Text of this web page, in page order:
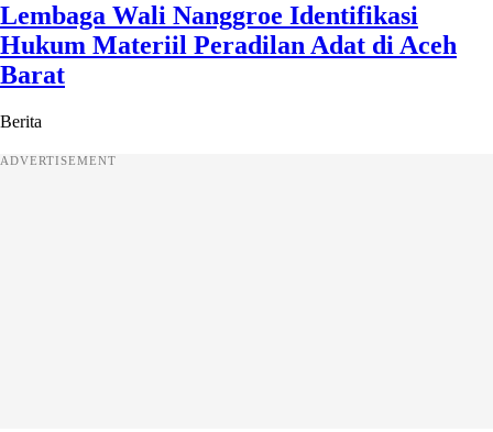
Lembaga Wali Nanggroe Identifikasi
Hukum Materiil Peradilan Adat di Aceh
Barat
Berita
ADVERTISEMENT